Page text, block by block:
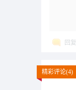
回复
精彩评论(4)